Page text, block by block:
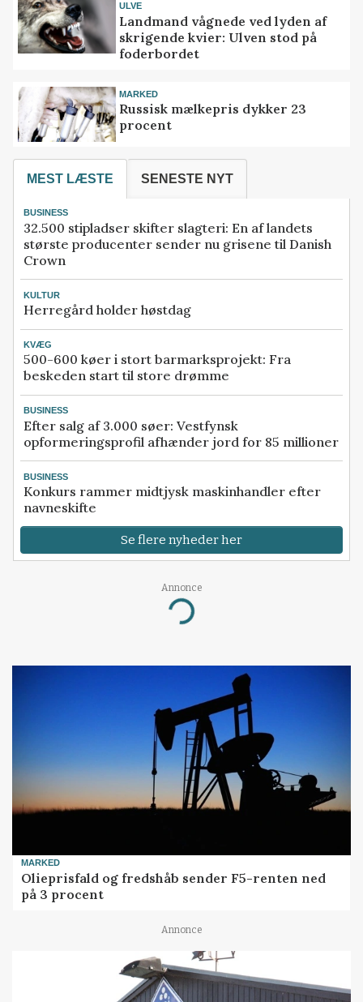
ULVE
Landmand vågnede ved lyden af
skrigende kvier: Ulven stod på
foderbordet
MARKED
Russisk mælkepris dykker 23
procent
MEST LÆSTE SENESTE NYT
BUSINESS
32.500 stipladser skifter slagteri: En af landets
største producenter sender nu grisene til Danish
Crown
KULTUR
Herregård holder høstdag
KVÆG
500-600 køer i stort barmarksprojekt: Fra
beskeden start til store drømme
BUSINESS
Efter salg af 3.000 søer: Vestfynsk
opformeringsprofil afhænder jord for 85 millioner
BUSINESS
Konkurs rammer midtjysk maskinhandler efter
navneskifte
Se flere nyheder her
Annonce
Loading...
MARKED
Olieprisfald og fredshåb sender F5-renten ned
på 3 procent
Annonce